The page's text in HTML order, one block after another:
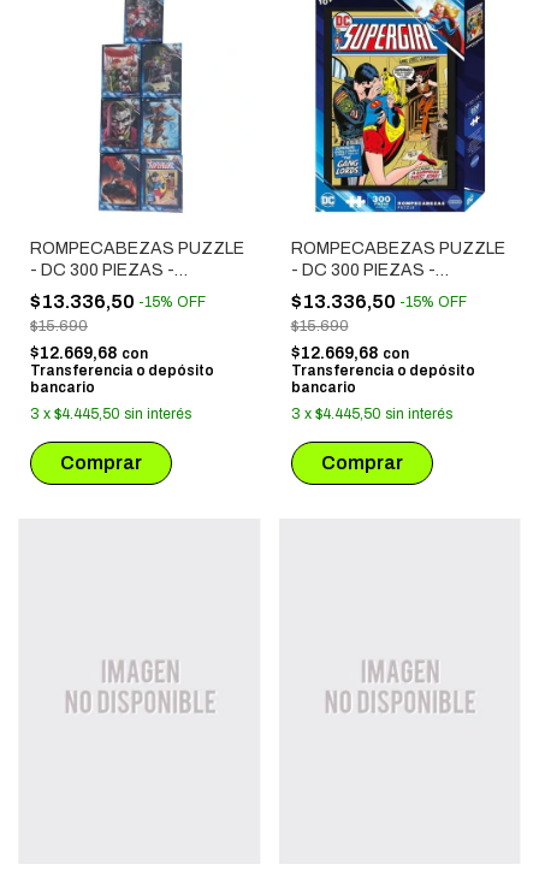
ROMPECABEZAS PUZZLE
- DC 300 PIEZAS -
SUPERGIRL (2) 1741
$13.336,50 -15% OFF
$15.690
$12.669,68 con
Transferencia o depósito
bancario
3 x $4.445,50 sin interés
ROMPECABEZAS PUZZLE
- DC 300 PIEZAS -
SUPERGIRL (1) 1741
$13.336,50 -15% OFF
$15.690
$12.669,68 con
Transferencia o depósito
bancario
3 x $4.445,50 sin interés